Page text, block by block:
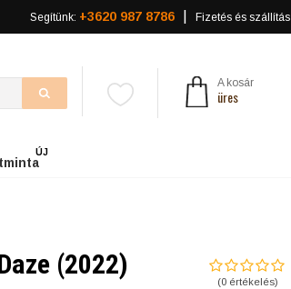
Segítünk: +3620 987 8786 Fizetés és szállítás
A kosár
üres
ÚJ
(2022)
(0értékelés)